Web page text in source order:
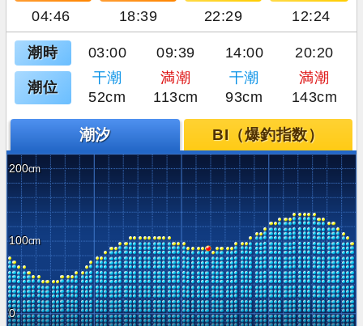
04:46 18:39 22:29 12:24
潮時 03:00 09:39 14:00 20:20
潮位
干潮 満潮 干潮
満潮
52cm
113cm 93cm 143cm
潮汐 BI（爆釣指数）
200
100
0